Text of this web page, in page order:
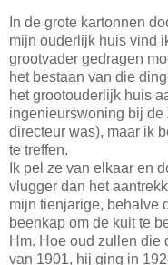
In de grote kartonnen
mijn ouderlijk huis vind
grootvader gedragen
het bestaan van die
het grootouderlijk huis
ingenieurswoning bij
directeur was), maar ik
te treffen.
Ik pel ze van elkaar en
vlugger dan het
mijn tienjarige, behalve
beenkap om de kuit te
Hm. Hoe oud zullen die
van 1901, hij ging in